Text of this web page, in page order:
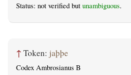
Status: not verified but unambiguous.
↑ Token: jaþþe
Codex Ambrosianus B